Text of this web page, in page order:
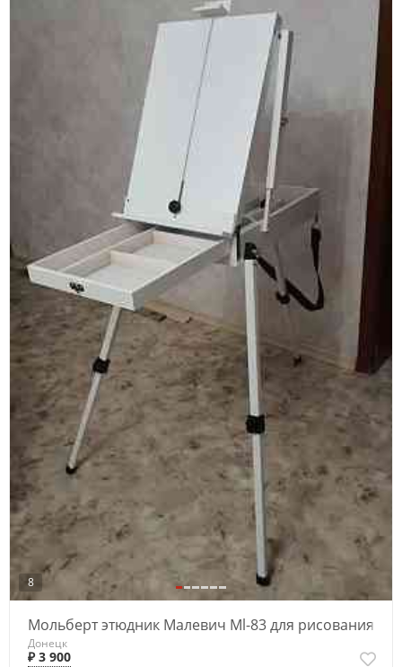
8
Мольберт этюдник Малевич Ml-83 для рисования
Донецк
₽ 3 900